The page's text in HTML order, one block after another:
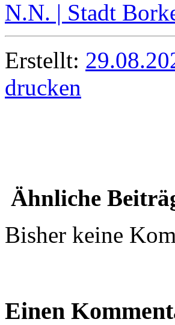
Erstellt:
drucken
Ähnliche
Bisher keine
Einen